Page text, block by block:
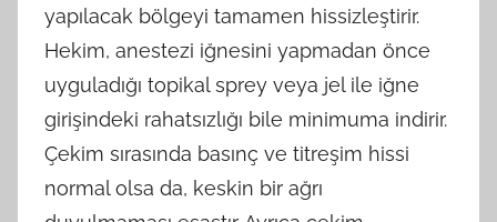
yapılacak bölgeyi tamamen hissizleştirir.
Hekim, anestezi iğnesini yapmadan önce
uyguladığı topikal sprey veya jel ile iğne
girişindeki rahatsızlığı bile minimuma indirir.
Çekim sırasında basınç ve titreşim hissi
normal olsa da, keskin bir ağrı